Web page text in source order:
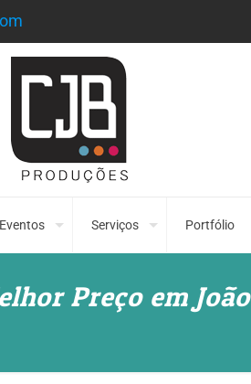
Serviços Portfólio
Preço em João